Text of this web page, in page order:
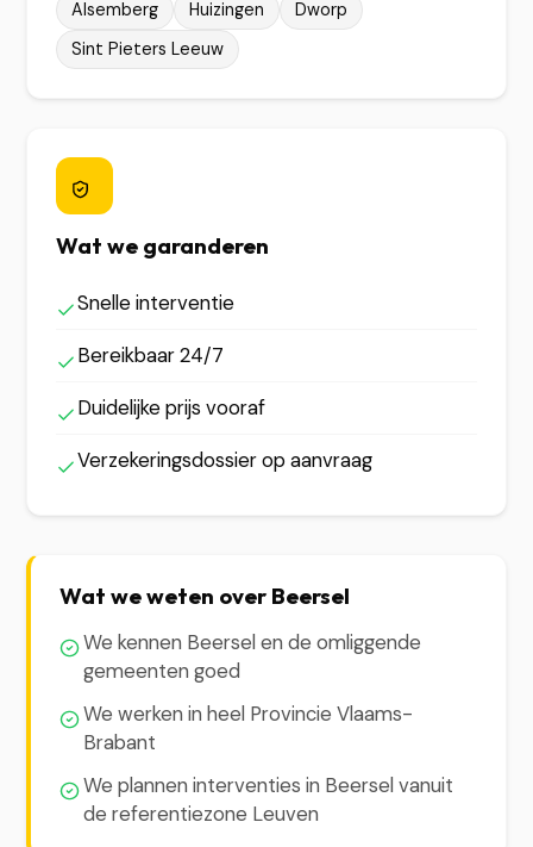
Alsemberg
Huizingen
Dworp
Sint Pieters Leeuw
Wat we garanderen
Snelle interventie
Bereikbaar 24/7
Duidelijke prijs vooraf
Verzekeringsdossier op aanvraag
Wat we weten over Beersel
We kennen Beersel en de omliggende
gemeenten goed
We werken in heel Provincie Vlaams-
Brabant
We plannen interventies in Beersel vanuit
de referentiezone Leuven